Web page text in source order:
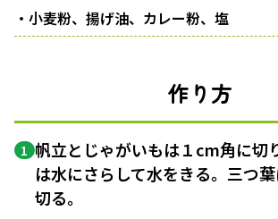
・小麦粉、揚げ油、カレー粉、塩
作り方
1 帆立とじゃがいもは１cm角に切
は水にさらして水をきる。三つ
切る。